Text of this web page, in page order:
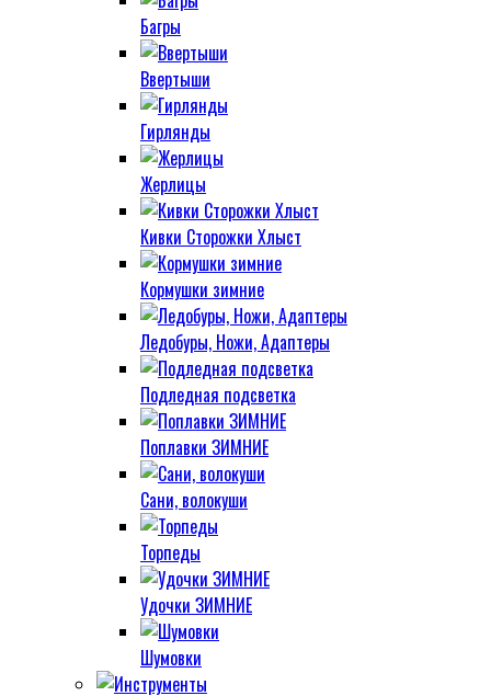
Багры
Ввертыши
Гирлянды
Жерлицы
Кивки Сторожки Хлыст
Кормушки зимние
Ледобуры, Ножи, Адаптеры
Подледная подсветка
Поплавки ЗИМНИЕ
Сани, волокуши
Торпеды
Удочки ЗИМНИЕ
Шумовки